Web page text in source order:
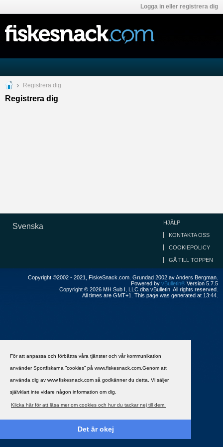
För att anpassa och förbättra våra tjänster och vår kommunikation
använder Sportfiskarna ”cookies” på www.fiskesnack.com.Genom att
använda dig av www.fiskesnack.com så godkänner du detta. Vi säljer
självklart inte vidare någon information om dig.
Klicka här för att läsa mer om cookies och hur du tackar nej till dem.
Det är okej
Logga in eller registrera dig
Registrera dig
Registrera dig
Svenska HJÄLP
KONTAKTA OSS
COOKIEPOLICY
GÅ TILL TOPPEN
Copyright ©2002 - 2021, FiskeSnack.com. Grundad 2002 av Anders Bergman.
Powered by vBulletin® Version 5.7.5
Copyright © 2026 MH Sub I, LLC dba vBulletin. All rights reserved.
All times are GMT+1. This page was generated at 13:44.